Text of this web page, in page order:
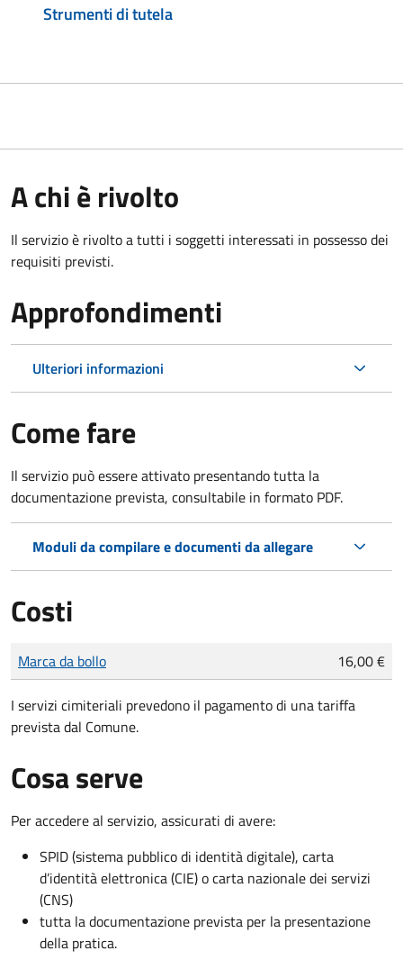
Strumenti di tutela
A chi è rivolto
Il servizio è rivolto a tutti i soggetti interessati in possesso dei
requisiti previsti.
Approfondimenti
Ulteriori informazioni
Come fare
Il servizio può essere attivato presentando tutta la
documentazione prevista, consultabile in formato PDF.
Moduli da compilare e documenti da allegare
Costi
Tipo di pagamento
Importo
Marca da bollo 16,00 €
I servizi cimiteriali prevedono il pagamento di una tariffa
prevista dal Comune.
Cosa serve
Per accedere al servizio, assicurati di avere:
SPID (sistema pubblico di identità digitale), carta
d’identità elettronica (CIE) o carta nazionale dei servizi
(CNS)
tutta la documentazione prevista per la presentazione
della pratica.